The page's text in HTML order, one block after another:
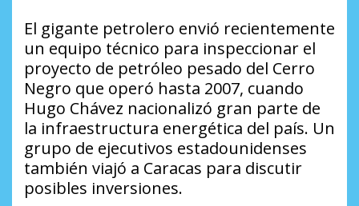
El gigante petrolero envió recientemente
un equipo técnico para inspeccionar el
proyecto de petróleo pesado del Cerro
Negro que operó hasta 2007, cuando
Hugo Chávez nacionalizó gran parte de
la infraestructura energética del país. Un
grupo de ejecutivos estadounidenses
también viajó a Caracas para discutir
posibles inversiones.